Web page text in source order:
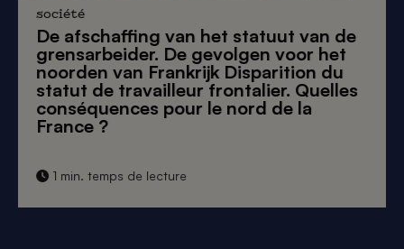
société
De afschaffing van het statuut van de
grensarbeider. De gevolgen voor het
noorden van Frankrijk Disparition du
statut de travailleur frontalier. Quelles
conséquences pour le nord de la
France ?
1 min. temps de lecture